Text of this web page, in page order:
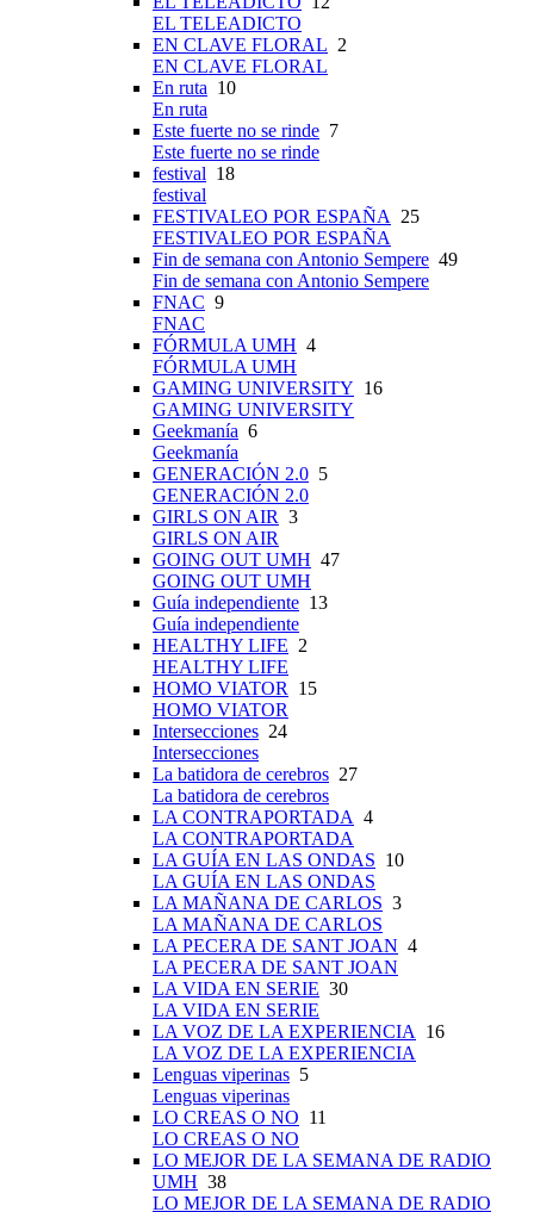
EL TELEADICTO
EN CLAVE FLORAL 2
EN CLAVE FLORAL
En ruta 10
En ruta
Este fuerte no se rinde 7
Este fuerte no se rinde
festival 18
festival
FESTIVALEO POR ESPAÑA 25
FESTIVALEO POR ESPAÑA
Fin de semana con Antonio Sempere 49
Fin de semana con Antonio Sempere
FNAC 9
FNAC
FÓRMULA UMH 4
FÓRMULA UMH
GAMING UNIVERSITY 16
GAMING UNIVERSITY
Geekmanía 6
Geekmanía
GENERACIÓN 2.0 5
GENERACIÓN 2.0
GIRLS ON AIR 3
GIRLS ON AIR
GOING OUT UMH 47
GOING OUT UMH
Guía independiente 13
Guía independiente
HEALTHY LIFE 2
HEALTHY LIFE
HOMO VIATOR 15
HOMO VIATOR
Intersecciones 24
Intersecciones
La batidora de cerebros 27
La batidora de cerebros
LA CONTRAPORTADA 4
LA CONTRAPORTADA
LA GUÍA EN LAS ONDAS 10
LA GUÍA EN LAS ONDAS
LA MAÑANA DE CARLOS 3
LA MAÑANA DE CARLOS
LA PECERA DE SANT JOAN 4
LA PECERA DE SANT JOAN
LA VIDA EN SERIE 30
LA VIDA EN SERIE
LA VOZ DE LA EXPERIENCIA 16
LA VOZ DE LA EXPERIENCIA
Lenguas viperinas 5
Lenguas viperinas
LO CREAS O NO 11
LO CREAS O NO
LO MEJOR DE LA SEMANA DE RADIO
UMH 38
LO MEJOR DE LA SEMANA DE RADIO